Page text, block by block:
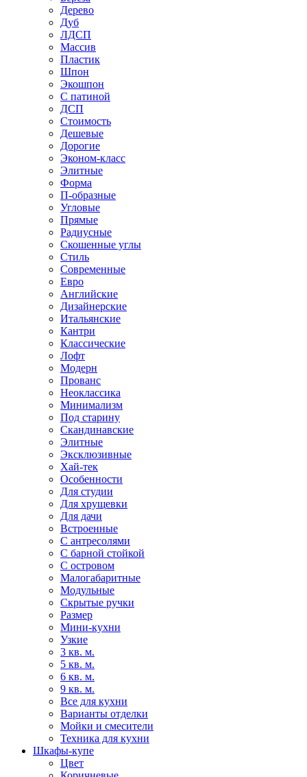
Дерево
Дуб
ЛДСП
Массив
Пластик
Шпон
Экошпон
С патиной
ДСП
Стоимость
Дешевые
Дорогие
Эконом-класс
Элитные
Форма
П-образные
Угловые
Прямые
Радиусные
Скошенные углы
Стиль
Современные
Евро
Английские
Дизайнерские
Итальянские
Кантри
Классические
Лофт
Модерн
Прованс
Неоклассика
Минимализм
Под старину
Скандинавские
Элитные
Эксклюзивные
Хай-тек
Особенности
Для студии
Для хрущевки
Для дачи
Встроенные
С антресолями
С барной стойкой
С островом
Малогабаритные
Модульные
Скрытые ручки
Размер
Мини-кухни
Узкие
3 кв. м.
5 кв. м.
6 кв. м.
9 кв. м.
Все для кухни
Варианты отделки
Мойки и смесители
Техника для кухни
Шкафы-купе
Цвет